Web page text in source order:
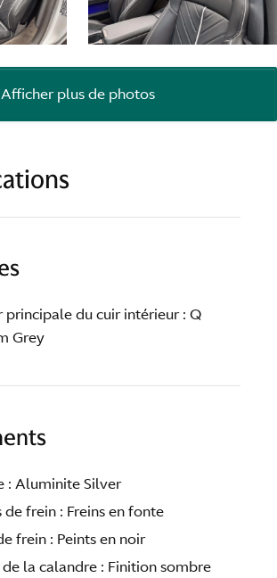
principale du cuir intérieur : Q
Grey
: Aluminite Silver
de frein : Freins en fonte
frein : Peints en noir
la calandre : Finition sombre
Afficher plus de photos